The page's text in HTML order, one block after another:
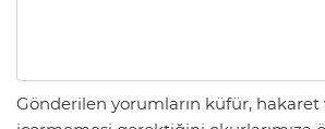
Gönderilen yorumların küfür, hakaret